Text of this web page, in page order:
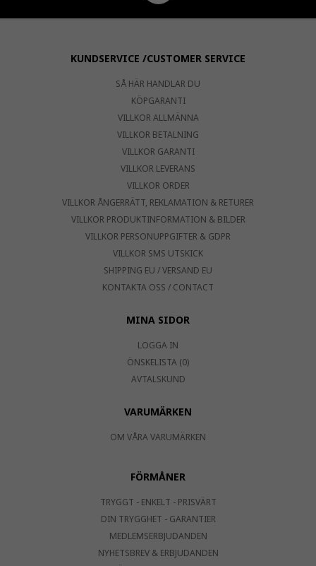
KUNDSERVICE /CUSTOMER SERVICE
SÅ HÄR HANDLAR DU
KÖPGARANTI
VILLKOR ALLMÄNNA
VILLKOR BETALNING
VILLKOR GARANTI
VILLKOR LEVERANS
VILLKOR ORDER
VILLKOR ÅNGERRÄTT, REKLAMATION & RETURER
VILLKOR PRODUKTINFORMATION & BILDER
VILLKOR PERSONUPPGIFTER & GDPR
VILLKOR SMS UTSKICK
SHIPPING EU / VERSAND EU
KONTAKTA OSS / CONTACT
MINA SIDOR
LOGGA IN
ÖNSKELISTA (0)
AVTALSKUND
VARUMÄRKEN
OM VÅRA VARUMÄRKEN
FÖRMÅNER
TRYGGT - ENKELT - PRISVÄRT
DIN TRYGGHET - GARANTIER
MEDLEMSERBJUDANDEN
NYHETSBREV & ERBJUDANDEN